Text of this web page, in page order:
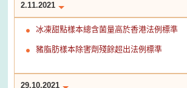
2.11.2021
冰凍甜點樣本總含菌量高於香港法例標準
豬脂肪樣本除害劑殘餘超出法例標準
29.10.2021